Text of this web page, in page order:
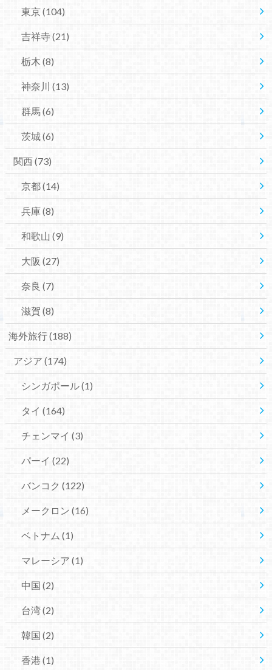
東京(104)
吉祥寺(21)
栃木 (8)
神奈川 (13)
群馬(6)
茨城(6)
関西(73)
京都(14)
兵庫(8)
和歌山 (9)
大阪 (27)
奈良 (7)
滋賀 (8)
海外旅行(188)
アジア (174)
シンガポール(1)
タイ (164)
チェンマイ (3)
パーイ (22)
バンコク (122)
メークロン (16)
ベトナム (1)
マレーシア (1)
中国 (2)
台湾(2)
韓国 (2)
香港 (1)